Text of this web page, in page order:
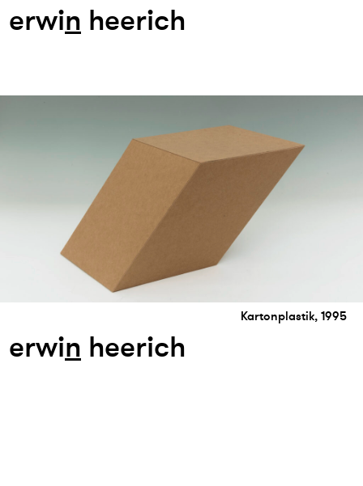
erwin heerich
Kartonplastik, 1995
erwin heerich